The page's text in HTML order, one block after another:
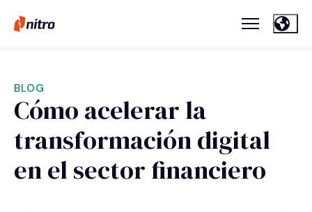
BLOG
Cómo acelerar la
transformación digital
en el sector financiero